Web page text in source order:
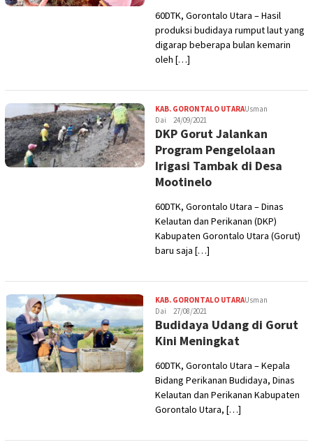
60DTK, Gorontalo Utara – Hasil
produksi budidaya rumput laut yang
digarap beberapa bulan kemarin
oleh […]
KAB. GORONTALO UTARAUsman
Dai
24/09/2021
DKP Gorut Jalankan
Program Pengelolaan
Irigasi Tambak di Desa
Mootinelo
60DTK, Gorontalo Utara – Dinas
Kelautan dan Perikanan (DKP)
Kabupaten Gorontalo Utara (Gorut)
baru saja […]
KAB. GORONTALO UTARAUsman
Dai
27/08/2021
Budidaya Udang di Gorut
Kini Meningkat
60DTK, Gorontalo Utara – Kepala
Bidang Perikanan Budidaya, Dinas
Kelautan dan Perikanan Kabupaten
Gorontalo Utara, […]